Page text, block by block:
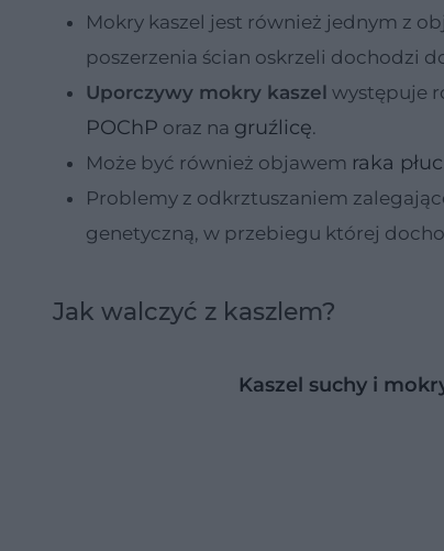
Mokry kaszel jest również jednym z
poszerzenia ścian oskrzeli dochodzi
Uporczywy mokry kaszel występuje
POChP oraz na gruźlicę.
Może być również objawem raka płuc
Problemy z odkrztuszaniem
genetyczną, w przebiegu której
Jak walczyć z kaszlem?
Kaszel suchy i